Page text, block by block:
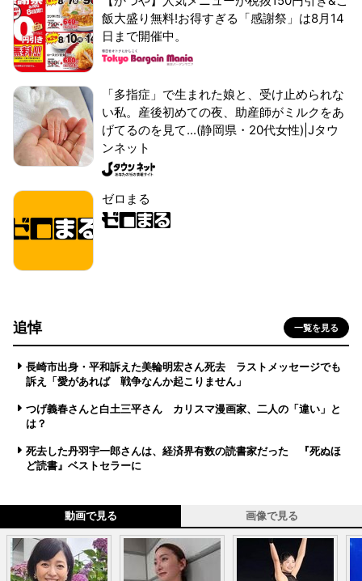
飯大盛り無料!お得すぎる「感謝祭」は8月14
日まで開催中。
「多指症」で生まれた娘と、受け止められな
い私。産後初めての夜、助産師がミルクをあ
げてるのを見て...(静岡県・20代女性)|Jタウ
ンネット
ゼロまる
追悼 一覧を見る
長崎市出身・平和訴えた美輪明宏さん死去 ラストメッセージでも
訴え「愛があれば 戦争なんか起こりません」
つげ義春さんと白土三平さん カリスマ漫画家、二人の「違い」と
は？
死去した丹羽宇一郎さんは、経済界有数の読書家だった 『死ぬほ
ど読書』ベストセラーに
動画で見る 画像で見る